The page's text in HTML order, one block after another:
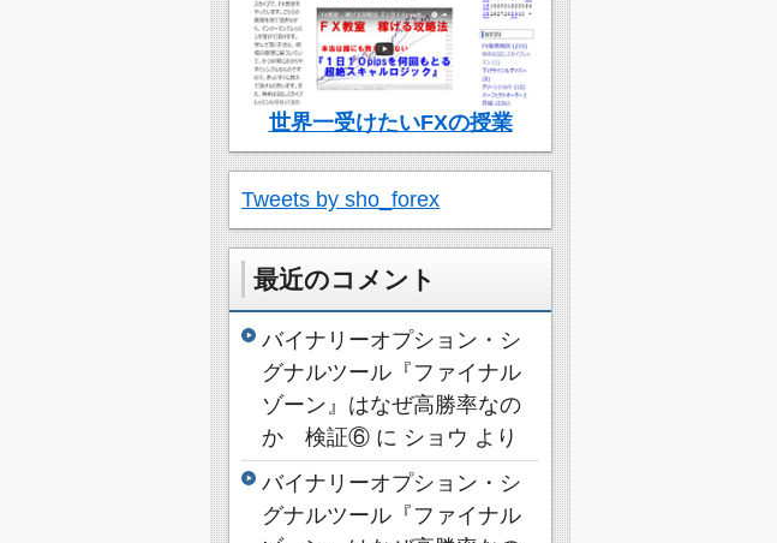
世界一受けたいFXの授業
Tweets by sho_forex
最近のコメント
バイナリーオプション・シ
グナルツール『ファイナル
ゾーン』はなぜ高勝率なの
か 検証⑥ に ショウ より
バイナリーオプション・シ
グナルツール『ファイナル